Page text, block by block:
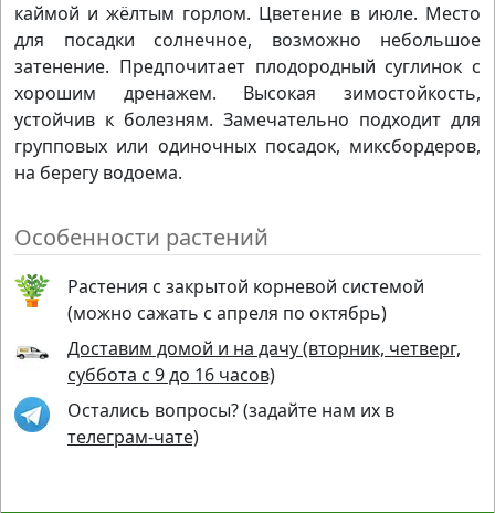
каймой и жёлтым горлом. Цветение в июле. Место
для посадки солнечное, возможно небольшое
затенение. Предпочитает плодородный суглинок с
хорошим дренажем. Высокая зимостойкость,
устойчив к болезням. Замечательно подходит для
групповых или одиночных посадок, миксбордеров,
на берегу водоема.
Особенности растений
Растения с закрытой корневой системой
(можно сажать с апреля по октябрь)
Доставим домой и на дачу (вторник, четверг,
суббота с 9 до 16 часов)
Остались вопросы? (задайте нам их в
телеграм-чате)